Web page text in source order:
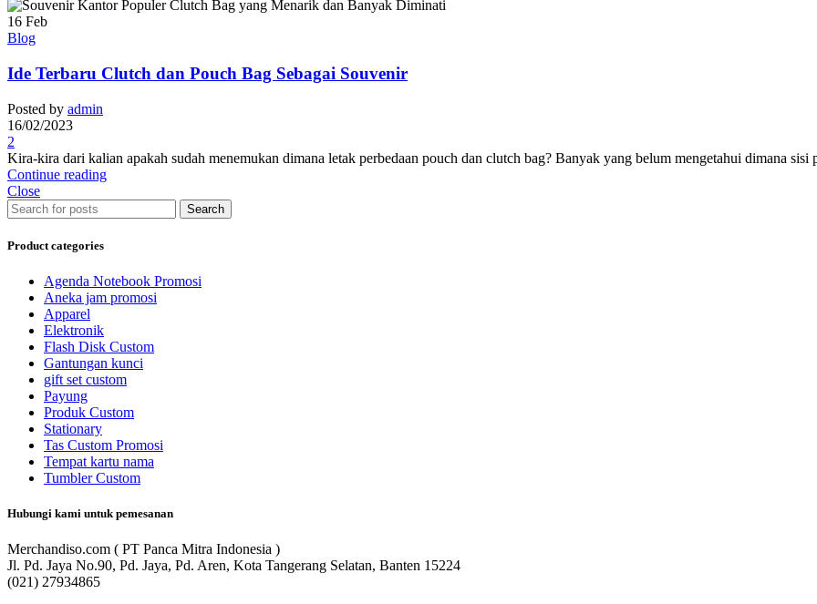
16 Feb
Blog
Ide Terbaru Clutch dan Pouch Bag Sebagai Souvenir
Posted by admin
16/02/2023
2
Kira-kira dari kalian apakah sudah menemukan dimana letak perbedaan pouch dan clutch bag? Banyak yang belum mengetahui dimana sisi
Continue reading
Close
Search
Product categories
Agenda Notebook Promosi
Aneka jam promosi
Apparel
Elektronik
Flash Disk Custom
Gantungan kunci
gift set custom
Payung
Produk Custom
Stationary
Tas Custom Promosi
Tempat kartu nama
Tumbler Custom
Hubungi kami untuk pemesanan
Merchandiso.com ( PT Panca Mitra Indonesia )
Jl. Pd. Jaya No.90, Pd. Jaya, Pd. Aren, Kota Tangerang Selatan, Banten 15224
(021) 27934865